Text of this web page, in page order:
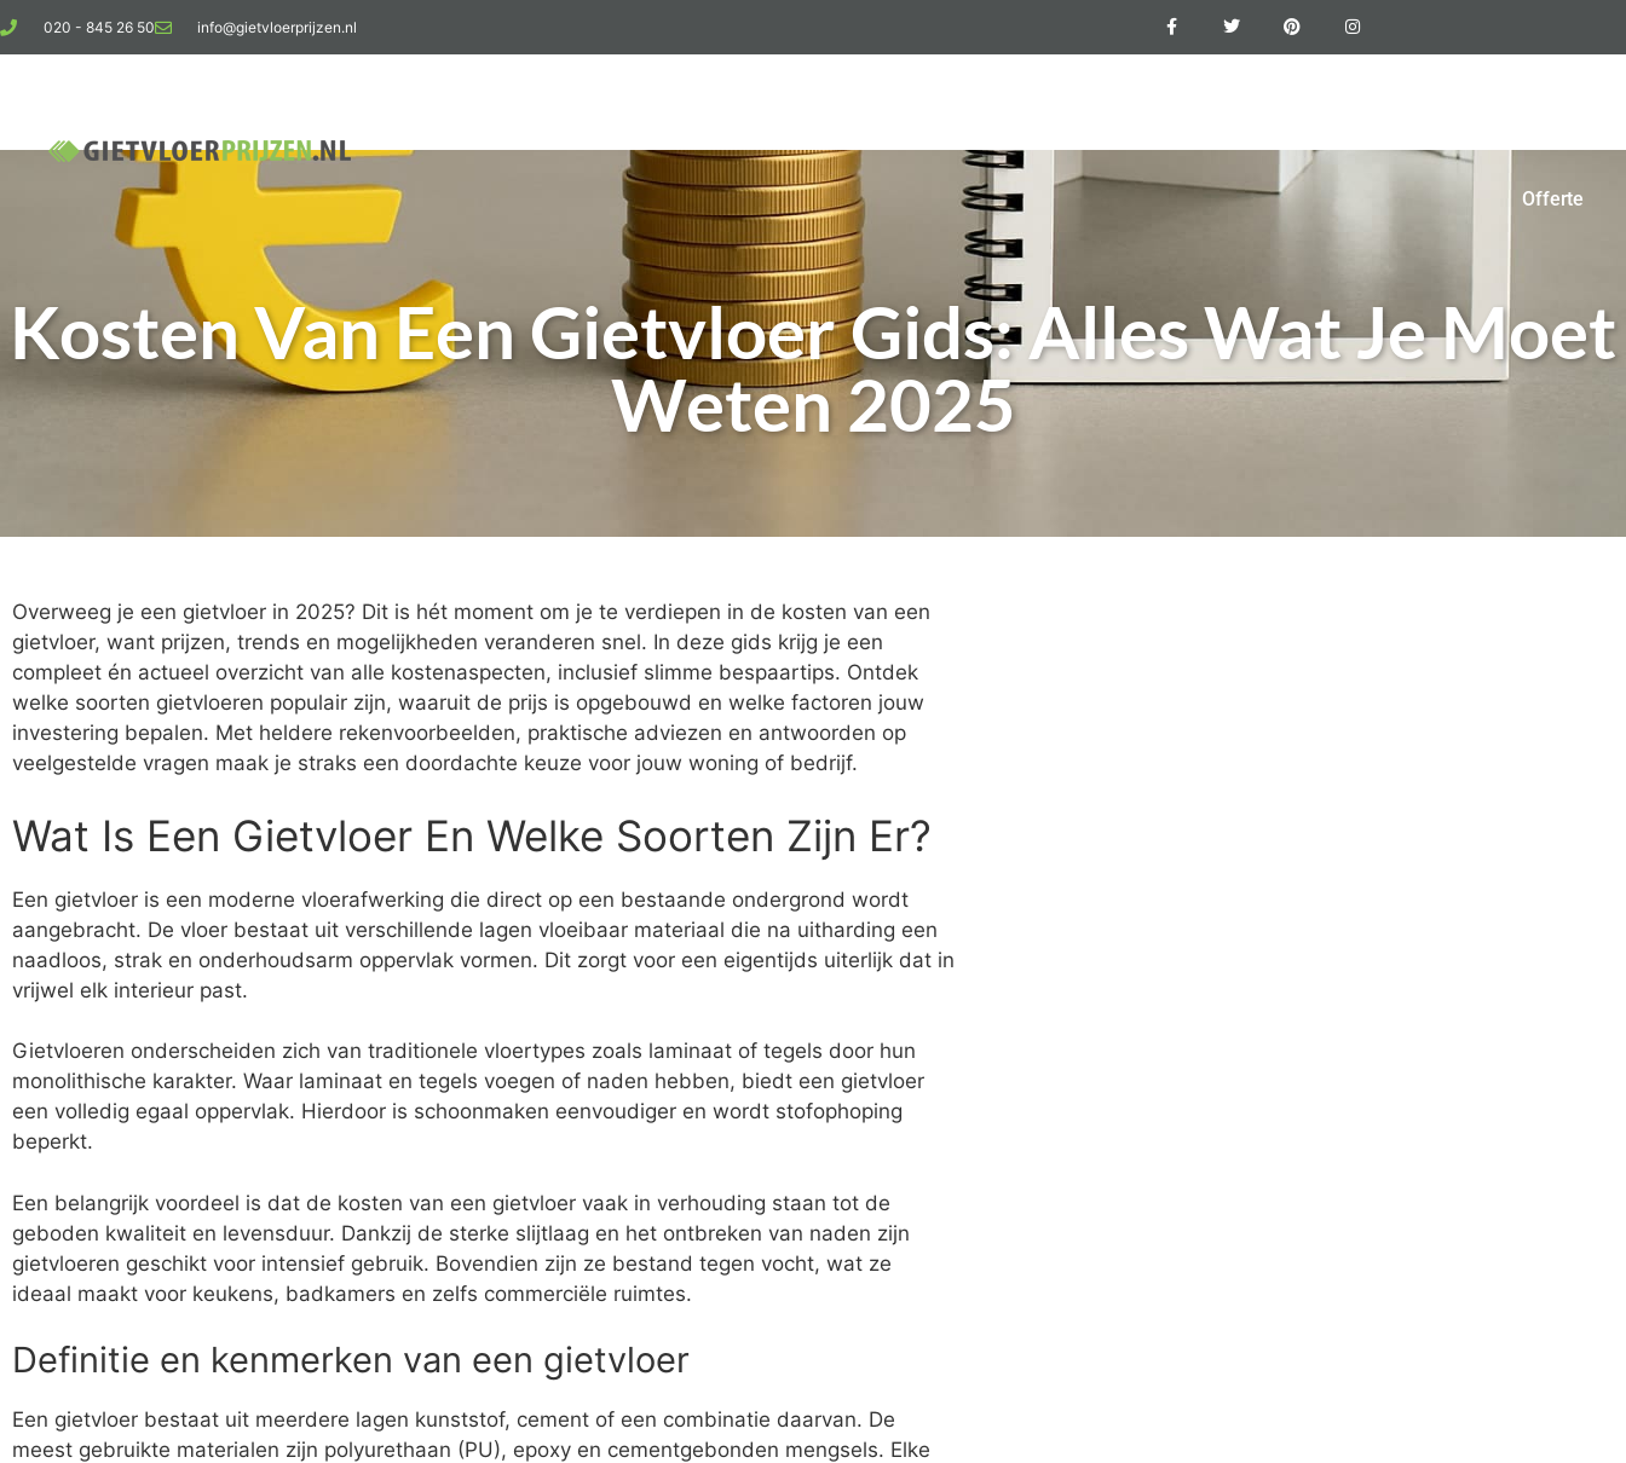
020 - 845 26 50 info@gietvloerprijzen.nl
Offerte
Kosten Van Een Gietvloer Gids: Alles Wat Je Moet
Weten 2025
Overweeg je een gietvloer in 2025? Dit is hét moment om je te verdiepen in de kosten van een
gietvloer, want prijzen, trends en mogelijkheden veranderen snel. In deze gids krijg je een
compleet én actueel overzicht van alle kostenaspecten, inclusief slimme bespaartips. Ontdek
welke soorten gietvloeren populair zijn, waaruit de prijs is opgebouwd en welke factoren jouw
investering bepalen. Met heldere rekenvoorbeelden, praktische adviezen en antwoorden op
veelgestelde vragen maak je straks een doordachte keuze voor jouw woning of bedrijf.
Wat Is Een Gietvloer En Welke Soorten Zijn Er?
Een gietvloer is een moderne vloerafwerking die direct op een bestaande ondergrond wordt
aangebracht. De vloer bestaat uit verschillende lagen vloeibaar materiaal die na uitharding een
naadloos, strak en onderhoudsarm oppervlak vormen. Dit zorgt voor een eigentijds uiterlijk dat in
vrijwel elk interieur past.
Gietvloeren onderscheiden zich van traditionele vloertypes zoals laminaat of tegels door hun
monolithische karakter. Waar laminaat en tegels voegen of naden hebben, biedt een gietvloer
een volledig egaal oppervlak. Hierdoor is schoonmaken eenvoudiger en wordt stofophoping
beperkt.
Een belangrijk voordeel is dat de kosten van een gietvloer vaak in verhouding staan tot de
geboden kwaliteit en levensduur. Dankzij de sterke slijtlaag en het ontbreken van naden zijn
gietvloeren geschikt voor intensief gebruik. Bovendien zijn ze bestand tegen vocht, wat ze
ideaal maakt voor keukens, badkamers en zelfs commerciële ruimtes.
Definitie en kenmerken van een gietvloer
Een gietvloer bestaat uit meerdere lagen kunststof, cement of een combinatie daarvan. De
meest gebruikte materialen zijn polyurethaan (PU), epoxy en cementgebonden mengsels. Elke